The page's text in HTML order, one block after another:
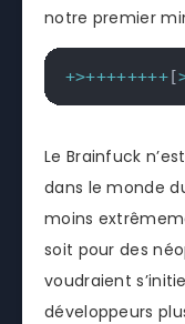
notre premier
+>++++++++[
Le Brainfuck
dans le monde
moins
soit pour des
voudraient
développeurs